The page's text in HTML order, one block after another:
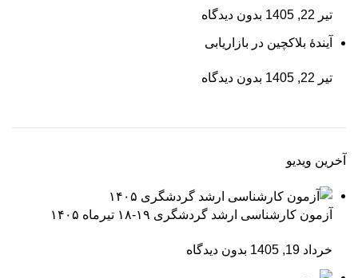
تیر 22, 1405 بدون دیدگاه
آیندۀ بلاکچین در بازاریابی
تیر 22, 1405 بدون دیدگاه
آخرین ویدیو
آزمون کارشناسی ارشد گردشگری ۱۹-۱۸ تیرماه ۱۴۰۵
خرداد 19, 1405 بدون دیدگاه